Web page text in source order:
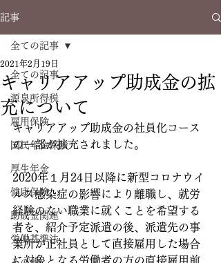
記事
全ての記事
源泉所得税
雇用保険
国民年金保険
厚生年金
健康保険
助成金関連
労働基準法
全ての記事
キャリアアップ助成金の拡
充について
2021年2月19日
キャリアアップ助成金の社員化コース
の一部が拡充されました。
2020年１月24日以降に新型コロナウイ
ルス感染症の影響により離職し、就労
経験のない職業に就くことを希望する
者を、紹介予定派遣の後、派遣先の事
業所が正社員として直接雇用した場合
に対象となる労働者の方の直接雇用前